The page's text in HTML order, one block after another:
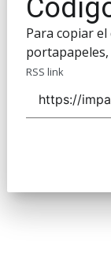
Para copiar el
RSS link